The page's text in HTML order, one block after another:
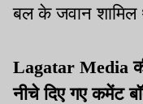
बल के जवान शामिल
Lagatar Media
नीचे दिए गए कमेंट